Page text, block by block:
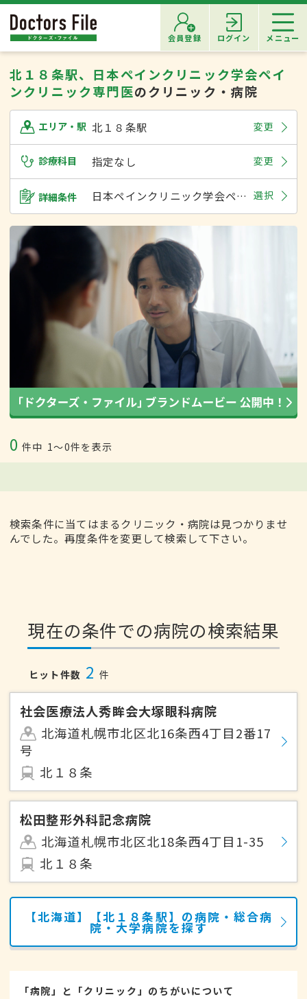
会員登録 ログイン メニュー
北１８条駅、日本ペインクリニック学会ペイ
ンクリニック専門医のクリニック・病院
エリア・駅 北１８条駅 変更
診療科目 指定なし 変更
詳細条件 日本ペインクリニック学会ペインクリニック専門医 選択
0 件中 1〜0件を表示
検索条件に当てはまるクリニック・病院は見つかりませ
んでした。再度条件を変更して検索して下さい。
現在の条件での病院の検索結果
ヒット件数 2 件
社会医療法人秀眸会大塚眼科病院
北海道札幌市北区北16条西4丁目2番17
号
北１８条
松田整形外科記念病院
北海道札幌市北区北18条西4丁目1-35
北１８条
【北海道】【北１８条駅】の病院・総合病
院・大学病院を探す
「病院」と「クリニック」のちがいについて